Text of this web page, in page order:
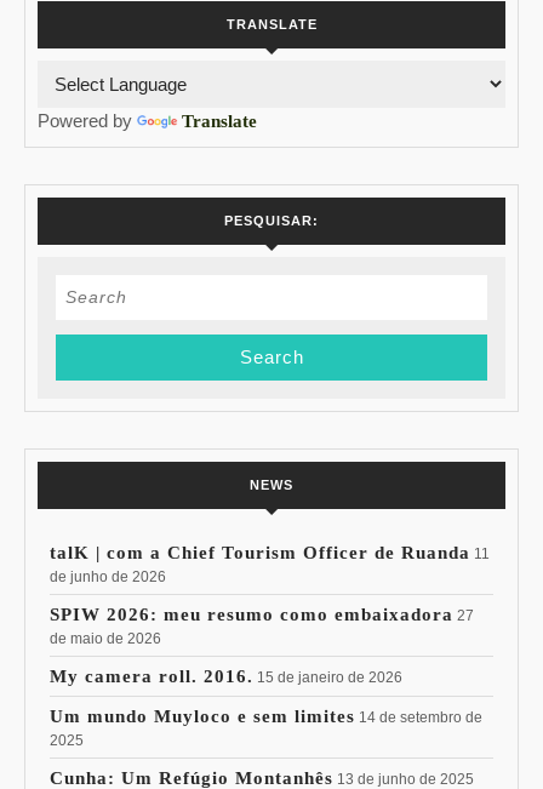
TRANSLATE
Powered by Translate
PESQUISAR:
Search
NEWS
talK | com a Chief Tourism Officer de Ruanda 11
de junho de 2026
SPIW 2026: meu resumo como embaixadora 27
de maio de 2026
My camera roll. 2016. 15 de janeiro de 2026
Um mundo Muyloco e sem limites 14 de setembro de
2025
Cunha: Um Refúgio Montanhês 13 de junho de 2025